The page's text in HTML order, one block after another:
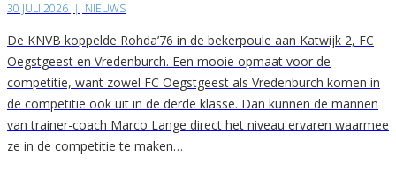
30 JULI 2026 | NIEUWS
De KNVB koppelde Rohda’76 in de bekerpoule aan Katwijk 2, FC
Oegstgeest en Vredenburch. Een mooie opmaat voor de
competitie, want zowel FC Oegstgeest als Vredenburch komen in
de competitie ook uit in de derde klasse. Dan kunnen de mannen
van trainer-coach Marco Lange direct het niveau ervaren waarmee
ze in de competitie te maken…